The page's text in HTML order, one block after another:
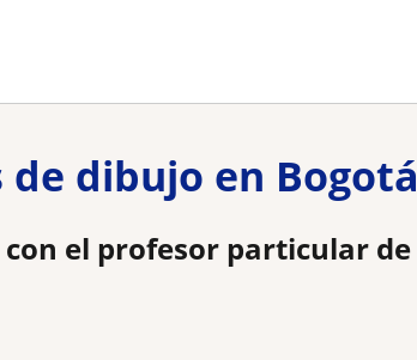
dibujo en Bogotá
el profesor particular